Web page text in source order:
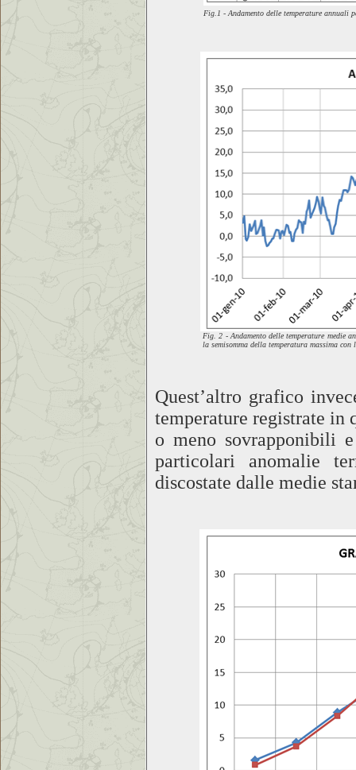
Fig.1 - Andamento delle temperature annuali
Fig. 2 - Andamento delle temperature medie
la semisomma della temperatura massima con
Quest’altro grafico
temperature registrate in
o meno sovrapponibili
particolari anomalie
discostate dalle medie